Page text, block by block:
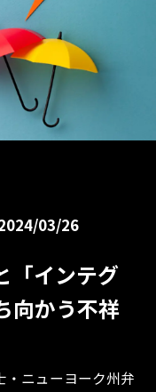
03/26
「インテグ
向かう不祥
ニューヨーク州弁